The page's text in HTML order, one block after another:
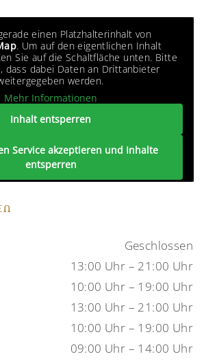
einen Platzhalterinhalt von
. Um auf den eigentlichen Inhalt
Sie auf die Schaltfläche unten. Bitte
dass dabei Daten an Drittanbieter
werden.
Mehr Informationen
Inhalt entsperren
Service akzeptieren und Inhalte
entsperren
Geschlossen
13:00 Uhr – 21:00 Uhr
10:00 Uhr – 19:00 Uhr
13:00 Uhr – 21:00 Uhr
10:00 Uhr – 19:00 Uhr
09:00 Uhr – 14:00 Uhr